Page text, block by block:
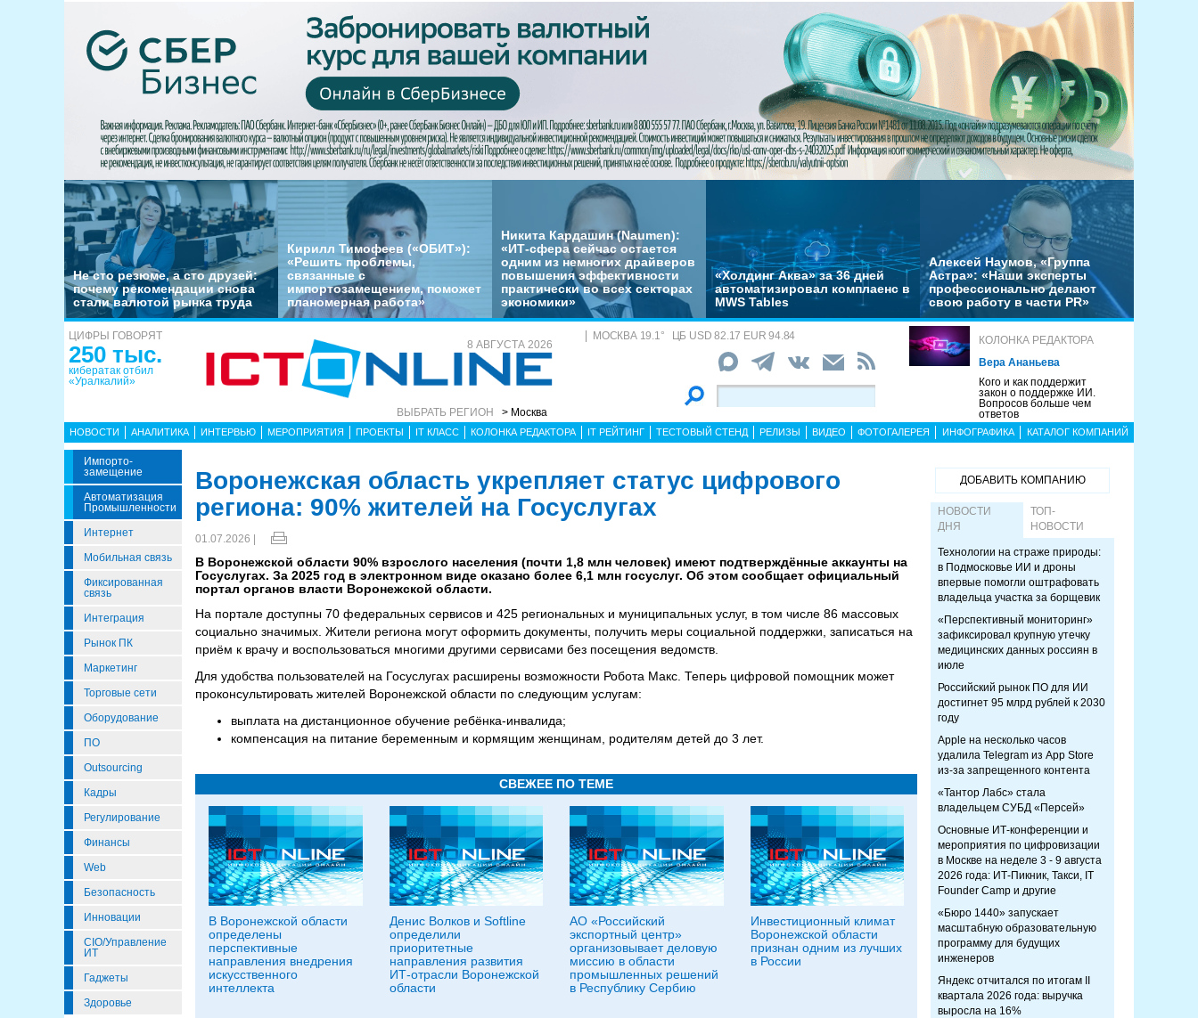
Не сто резюме, а сто друзей:
почему рекомендации снова
стали валютой рынка труда
Кирилл Тимофеев («ОБИТ»):
«Решить проблемы,
связанные с
импортозамещением, поможет
планомерная работа»
Никита Кардашин (Naumen):
«ИТ-сфера сейчас остается
одним из немногих драйверов
повышения эффективности
практически во всех секторах
экономики»
«Холдинг Аква» за 36 дней
автоматизировал комплаенс в
MWS Tables
Алексей Наумов, «Группа
Астра»: «Наши эксперты
профессионально делают
свою работу в части PR»
ЦИФРЫ ГОВОРЯТ
250 тыс.
кибератак отбил
«Уралкалий»
8 АВГУСТА 2026
ВЫБРАТЬ РЕГИОН > Москва
МОСКВА 19.1° ЦБ USD 82.17 EUR 94.84
КОЛОНКА РЕДАКТОРА
Вера Ананьева
Кого и как поддержит
закон о поддержке ИИ.
Вопросов больше чем
ответов
НОВОСТИ АНАЛИТИКА ИНТЕРВЬЮ МЕРОПРИЯТИЯ ПРОЕКТЫ IT КЛАСС КОЛОНКА РЕДАКТОРА IT РЕЙТИНГ ТЕСТОВЫЙ СТЕНД РЕЛИЗЫ ВИДЕО ФОТОГАЛЕРЕЯ ИНФОГРАФИКА КАТАЛОГ КОМПАНИЙ
Импорто­
Замещение
Автоматизация
Промышленности
Интернет
Мобильная связь
Фиксированная
связь
Интеграция
Рынок ПК
Маркетинг
Торговые сети
Оборудование
ПО
Outsourcing
Кадры
Регулирование
Финансы
Web
Безопасность
Инновации
CIO/Управление
ИТ
Гаджеты
Здоровье
Воронежская область укрепляет статус цифрового
региона: 90% жителей на Госуслугах
01.07.2026 |
В Воронежской области 90% взрослого населения (почти 1,8 млн человек) имеют подтверждённые аккаунты на
Госуслугах. За 2025 год в электронном виде оказано более 6,1 млн госуслуг. Об этом сообщает официальный
портал органов власти Воронежской области.
На портале доступны 70 федеральных сервисов и 425 региональных и муниципальных услуг, в том числе 86 массовых
социально значимых. Жители региона могут оформить документы, получить меры социальной поддержки, записаться на
приём к врачу и воспользоваться многими другими сервисами без посещения ведомств.
Для удобства пользователей на Госуслугах расширены возможности Робота Макс. Теперь цифровой помощник может
проконсультировать жителей Воронежской области по следующим услугам:
выплата на дистанционное обучение ребёнка-инвалида;
компенсация на питание беременным и кормящим женщинам, родителям детей до 3 лет.
СВЕЖЕЕ ПО ТЕМЕ
В Воронежской области
определены
перспективные
направления внедрения
искусственного
интеллекта
Денис Волков и Softline
определили
приоритетные
направления развития
ИТ-отрасли Воронежской
области
АО «Российский
экспортный центр»
организовывает деловую
миссию в области
промышленных решений
в Республику Сербию
Инвестиционный климат
Воронежской области
признан одним из лучших
в России
ДОБАВИТЬ КОМПАНИЮ
НОВОСТИ
ДНЯ
ТОП-
НОВОСТИ
Технологии на страже природы:
в Подмосковье ИИ и дроны
впервые помогли оштрафовать
владельца участка за борщевик
«Перспективный мониторинг»
зафиксировал крупную утечку
медицинских данных россиян в
июле
Российский рынок ПО для ИИ
достигнет 95 млрд рублей к 2030
году
Apple на несколько часов
удалила Telegram из App Store
из-за запрещенного контента
«Тантор Лабс» стала
владельцем СУБД «Персей»
Основные ИТ-конференции и
мероприятия по цифровизации
в Москве на неделе 3 - 9 августа
2026 года: ИТ-Пикник, Такси, IT
Founder Camp и другие
«Бюро 1440» запускает
масштабную образовательную
программу для будущих
инженеров
Яндекс отчитался по итогам II
квартала 2026 года: выручка
выросла на 16%